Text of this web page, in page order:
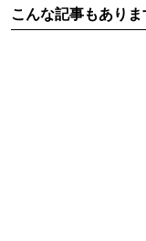
こんな記事もあり